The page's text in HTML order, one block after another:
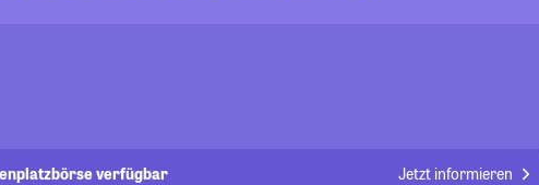
verfügbar Jetzt informieren